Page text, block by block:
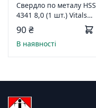
Свердло по металу HSS
4341 8,0 (1 шт.) Vitals
Master 190260
90 ₴
В наявності